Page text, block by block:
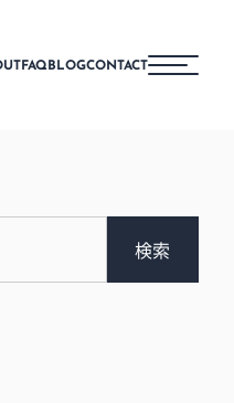
FAQBLOGCONTACT
検索